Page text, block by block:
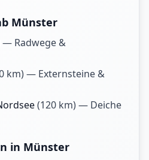
Münster
— Radwege &
km) — Externsteine &
(120 km) — Deiche
in Münster